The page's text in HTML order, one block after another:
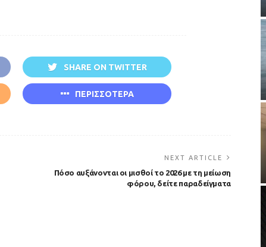
SHARE ON TWITTER
ΠΕΡΙΣΣΟΤΕΡΑ
NEXT ARTICLE
Πόσο αυξάνονται οι μισθοί το 2026 με τη μείωση
φόρου, δείτε παραδείγματα